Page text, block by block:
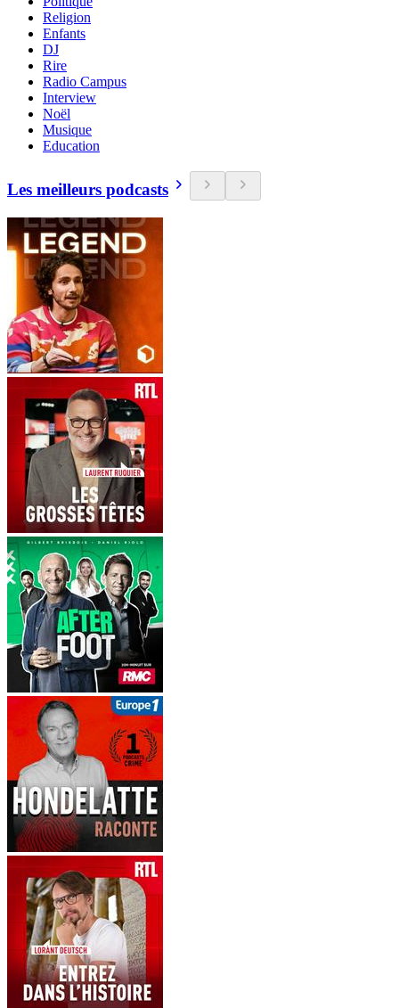
Religion
Enfants
DJ
Rire
Radio Campus
Interview
Noël
Musique
Education
Les meilleurs podcasts